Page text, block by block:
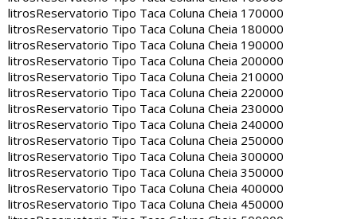
litrosReservatorio Tipo Taca Coluna Cheia 170000
litrosReservatorio Tipo Taca Coluna Cheia 180000
litrosReservatorio Tipo Taca Coluna Cheia 190000
litrosReservatorio Tipo Taca Coluna Cheia 200000
litrosReservatorio Tipo Taca Coluna Cheia 210000
litrosReservatorio Tipo Taca Coluna Cheia 220000
litrosReservatorio Tipo Taca Coluna Cheia 230000
litrosReservatorio Tipo Taca Coluna Cheia 240000
litrosReservatorio Tipo Taca Coluna Cheia 250000
litrosReservatorio Tipo Taca Coluna Cheia 300000
litrosReservatorio Tipo Taca Coluna Cheia 350000
litrosReservatorio Tipo Taca Coluna Cheia 400000
litrosReservatorio Tipo Taca Coluna Cheia 450000